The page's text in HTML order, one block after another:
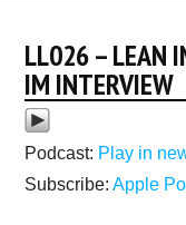
LL026 – LEAN
IM INTERVIEW
Podcast: Play in
Subscribe:Apple